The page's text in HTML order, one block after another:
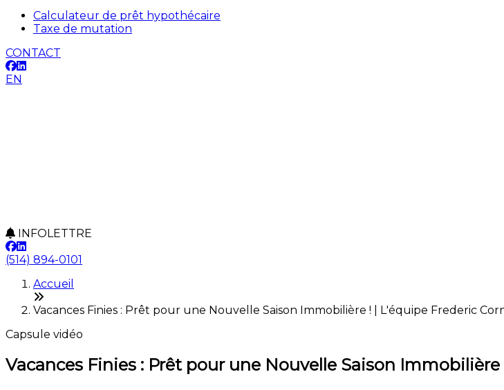
Calculateur de prêt hypothécaire
Taxe de mutation
CONTACT
EN
INFOLETTRE
(514) 894-0101
Accueil
Vacances Finies : Prêt pour une Nouvelle Saison Immobilière ! | L'équipe Frederic
Capsule vidéo
Vacances Finies : Prêt pour une Nouvelle Saison